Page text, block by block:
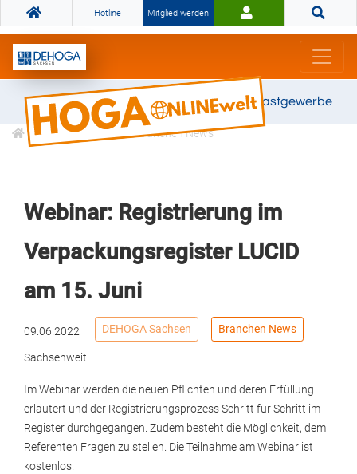
Hotline Mitglied werden
Gemeinsam stark für das Gastgewerbe
Informationen Branchen News
Webinar: Registrierung im
Verpackungsregister LUCID
am 15. Juni
09.06.2022 DEHOGA Sachsen Branchen News
Sachsenweit
Im Webinar werden die neuen Pflichten und deren Erfüllung
erläutert und der Registrierungsprozess Schritt für Schritt im
Register durchgegangen. Zudem besteht die Möglichkeit, dem
Referenten Fragen zu stellen. Die Teilnahme am Webinar ist
kostenlos.